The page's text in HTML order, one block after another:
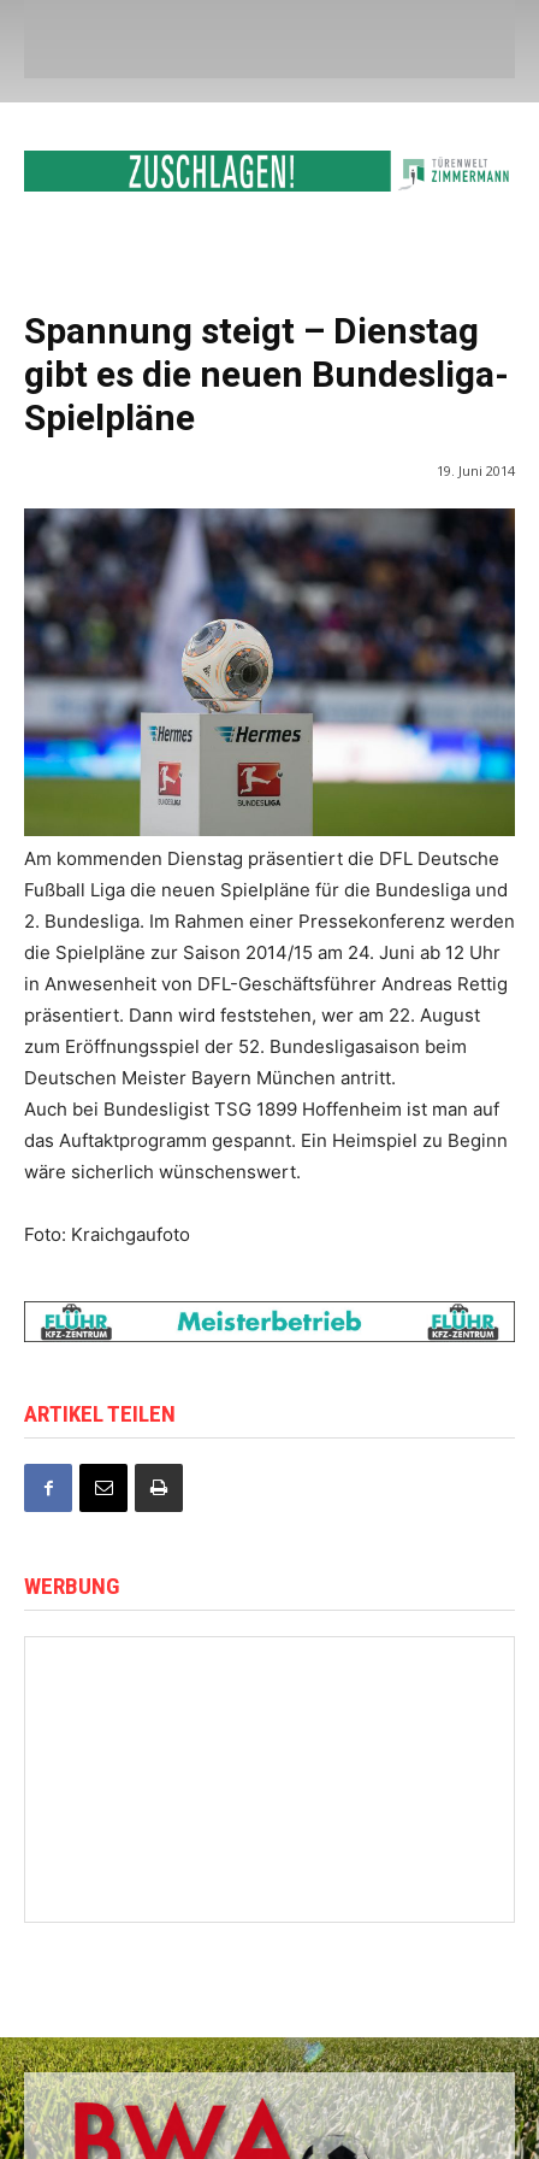
Spannung steigt – Dienstag
gibt es die neuen Bundesliga-
Spielpläne
19. Juni 2014
Am kommenden Dienstag präsentiert die DFL Deutsche
Fußball Liga die neuen Spielpläne für die Bundesliga und
2. Bundesliga. Im Rahmen einer Pressekonferenz werden
die Spielpläne zur Saison 2014/15 am 24. Juni ab 12 Uhr
in Anwesenheit von DFL-Geschäftsführer Andreas Rettig
präsentiert. Dann wird feststehen, wer am 22. August
zum Eröffnungsspiel der 52. Bundesligasaison beim
Deutschen Meister Bayern München antritt.
Auch bei Bundesligist TSG 1899 Hoffenheim ist man auf
das Auftaktprogramm gespannt. Ein Heimspiel zu Beginn
wäre sicherlich wünschenswert.
Foto: Kraichgaufoto
ARTIKEL TEILEN
WERBUNG